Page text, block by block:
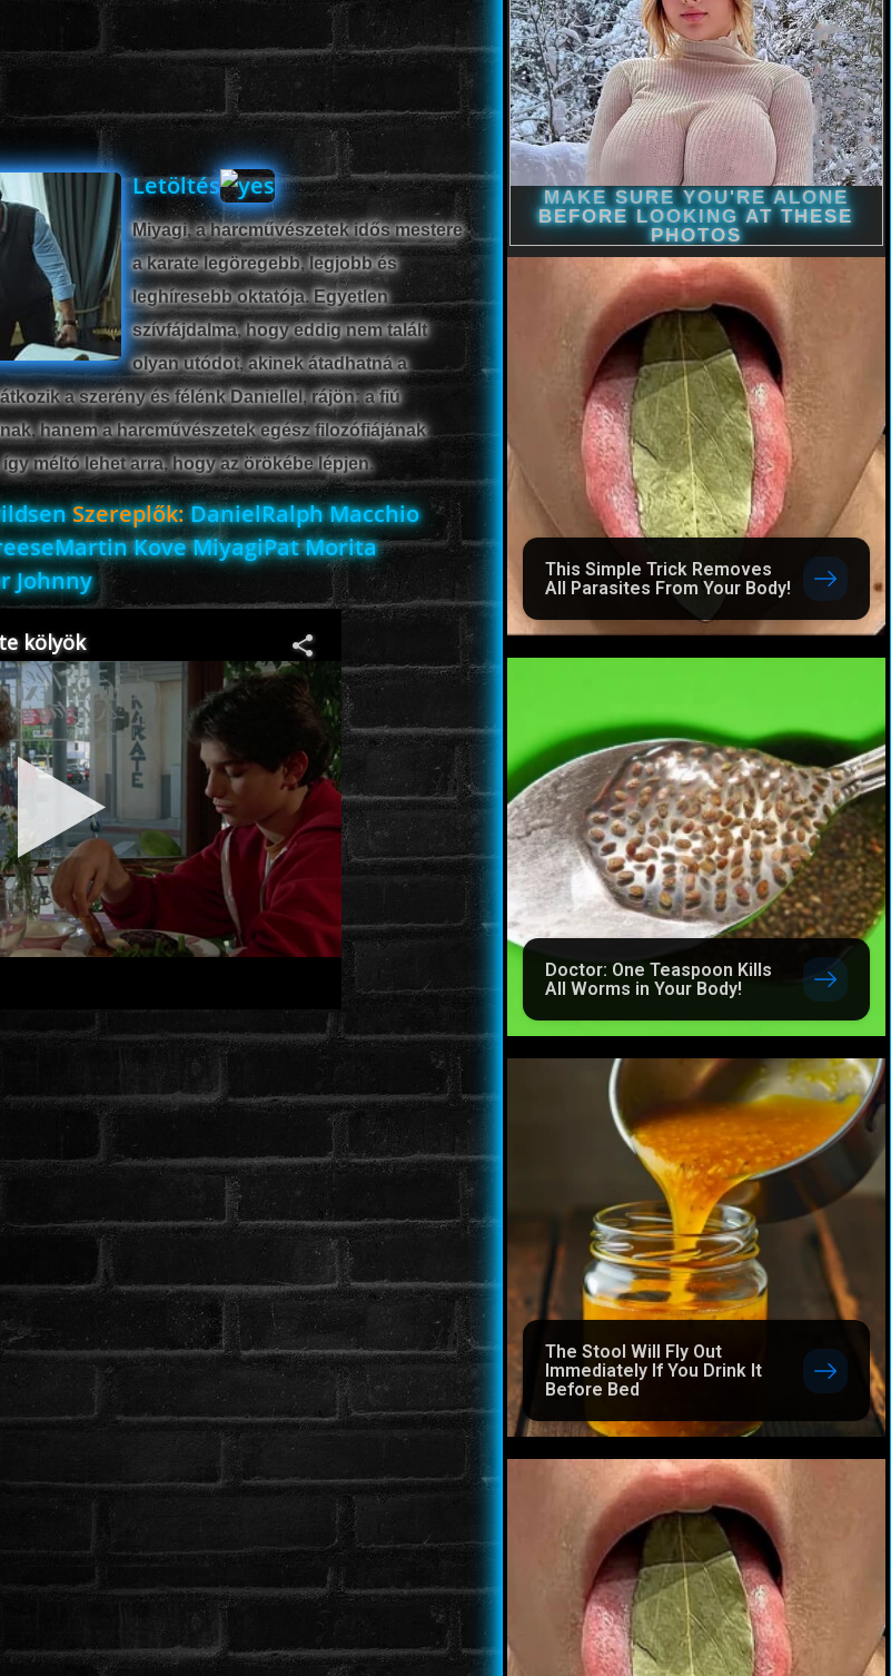
Letöltés
Miyagi, a harcművészetek idős mestere
a karate legöregebb, legjobb és
leghíresebb oktatója. Egyetlen
szívfájdalma, hogy eddig nem talált
olyan utódot, akinek átadhatná a
a szerény és félénk Daniellel, rájön: a fiú
hanem a harcművészetek egész filozófiájának
méltó lehet arra, hogy az örökébe lépjen.
Szereplők:DanielRalph Macchio
Kove MiyagiPat Morita
Johnny
This Simple Trick Removes
All Parasites From Your Body!
Doctor: One Teaspoon Kills
All Worms in Your Body!
The Stool Will Fly Out
Immediately If You Drink It
Before Bed